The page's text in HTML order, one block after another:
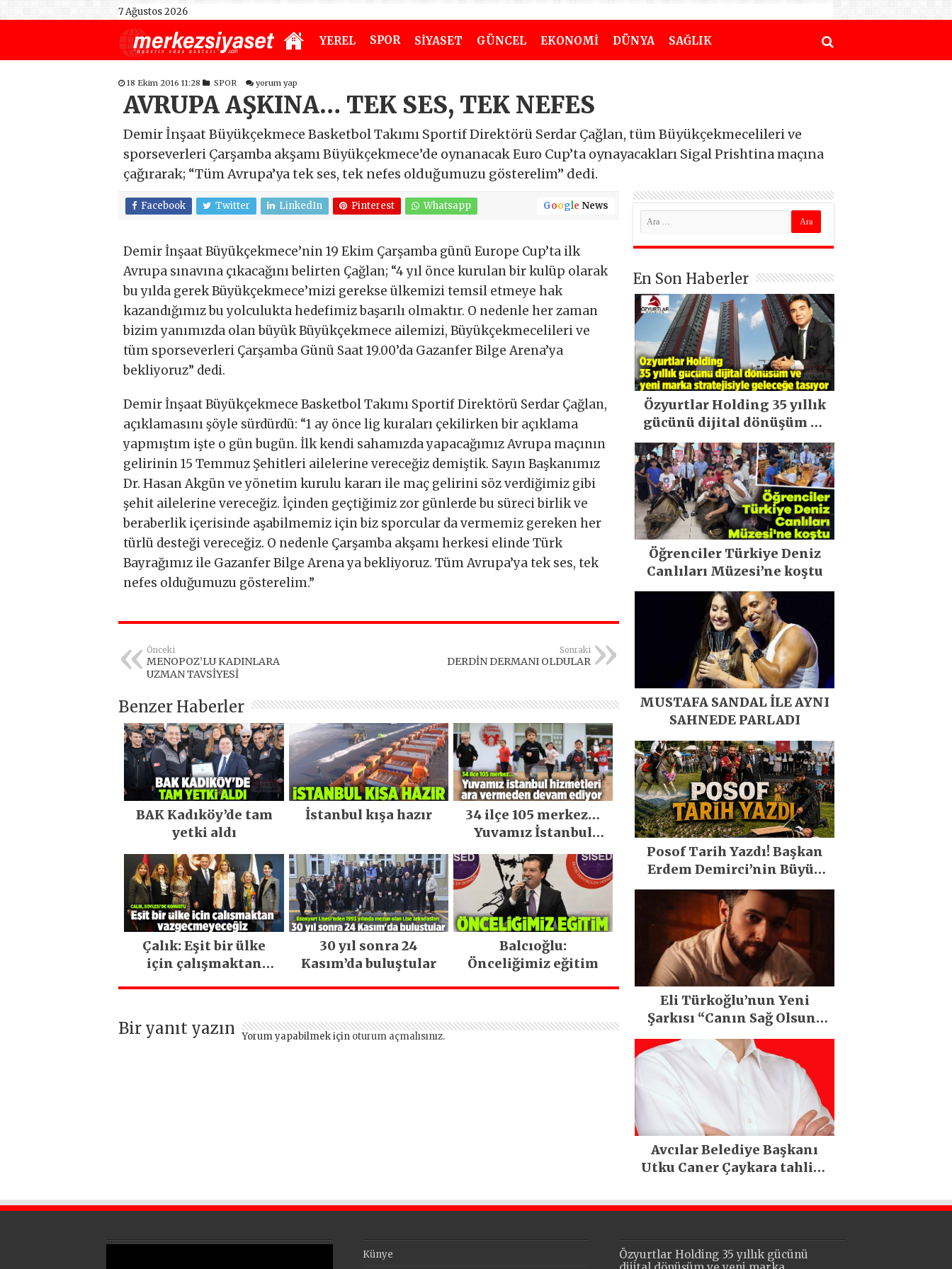
7 Ağustos 2026
YEREL SPOR SİYASET GÜNCEL EKONOMİ DÜNYA SAĞLIK
18 Ekim 2016 11:28 SPOR yorum yap
AVRUPA AŞKINA… TEK SES, TEK NEFES
Demir İnşaat Büyükçekmece Basketbol Takımı Sportif Direktörü Serdar Çağlan, tüm Büyükçekmecelileri ve
sporseverleri Çarşamba akşamı Büyükçekmece’de oynanacak Euro Cup’ta oynayacakları Sigal Prishtina maçına
çağırarak; “Tüm Avrupa’ya tek ses, tek nefes olduğumuzu gösterelim” dedi.
Facebook Twitter LinkedIn Pinterest Whatsapp Google News
Demir İnşaat Büyükçekmece’nin 19 Ekim Çarşamba günü Europe Cup’ta ilk
Avrupa sınavına çıkacağını belirten Çağlan; “4 yıl önce kurulan bir kulüp olarak
bu yılda gerek Büyükçekmece’mizi gerekse ülkemizi temsil etmeye hak
kazandığımız bu yolculukta hedefimiz başarılı olmaktır. O nedenle her zaman
bizim yanımızda olan büyük Büyükçekmece ailemizi, Büyükçekmecelileri ve
tüm sporseverleri Çarşamba Günü Saat 19.00’da Gazanfer Bilge Arena’ya
bekliyoruz” dedi.
Demir İnşaat Büyükçekmece Basketbol Takımı Sportif Direktörü Serdar Çağlan,
açıklamasını şöyle sürdürdü: “1 ay önce lig kuraları çekilirken bir açıklama
yapmıştım işte o gün bugün. İlk kendi sahamızda yapacağımız Avrupa maçının
gelirinin 15 Temmuz Şehitleri ailelerine vereceğiz demiştik. Sayın Başkanımız
Dr. Hasan Akgün ve yönetim kurulu kararı ile maç gelirini söz verdiğimiz gibi
şehit ailelerine vereceğiz. İçinden geçtiğimiz zor günlerde bu süreci birlik ve
beraberlik içerisinde aşabilmemiz için biz sporcular da vermemiz gereken her
türlü desteği vereceğiz. O nedenle Çarşamba akşamı herkesi elinde Türk
Bayrağımız ile Gazanfer Bilge Arena ya bekliyoruz. Tüm Avrupa’ya tek ses, tek
nefes olduğumuzu gösterelim.”
Önceki
MENOPOZ’LU KADINLARA
UZMAN TAVSİYESİ
Sonraki
DERDİN DERMANI OLDULAR
Benzer Haberler
BAK Kadıköy’de tam
yetki aldı
İstanbul kışa hazır
34 ilçe 105 merkez…
Yuvamız İstanbul
vermeden devam
ediyor
Çalık: Eşit bir ülke
için çalışmaktan
30 yıl sonra 24
Kasım’da buluştular
Balcıoğlu:
Önceliğimiz eğitim
Bir yanıt yazın Yorum yapabilmek için oturum açmalısınız.
En Son Haberler
Özyurtlar Holding 35 yıllık
gücünü dijital dönüşüm ve
yeni marka stratejisiyle
geleceğe taşıyor
Öğrenciler Türkiye Deniz
Canlıları Müzesi’ne koştu
MUSTAFA SANDAL İLE AYNI
SAHNEDE PARLADI
Posof Tarih Yazdı! Başkan
Erdem Demirci’nin Büyük
Emeğiyle Son Yılların En
Büyük Festivali Gerçekleşti
Eli Türkoğlu’nun Yeni
Şarkısı “Canın Sağ Olsun”
Büyük İlgi Gördü!..
Avcılar Belediye Başkanı
Utku Caner Çaykara tahliye
Künye
Özyurtlar Holding 35 yıllık gücünü